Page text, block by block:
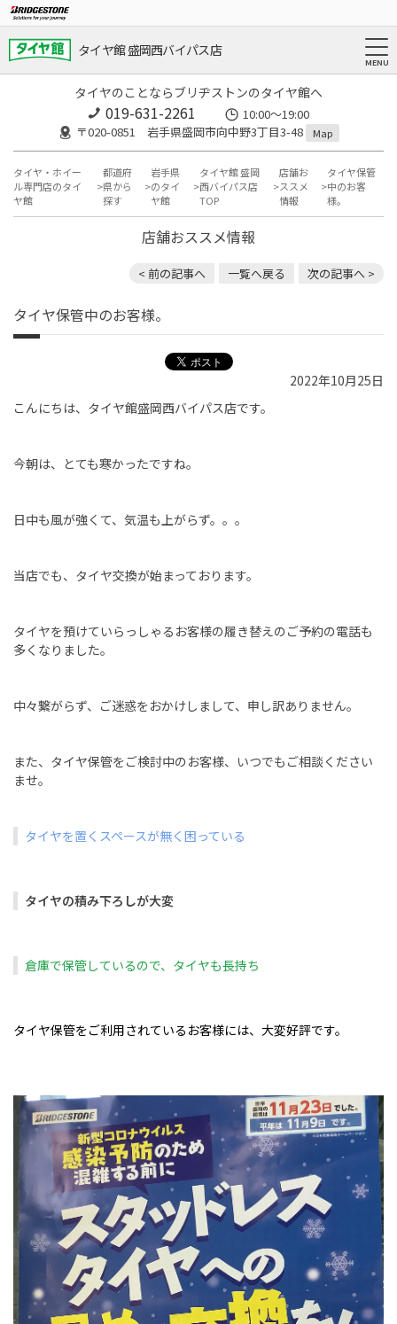
タイヤ館 盛岡西バイパス店
タイヤのことならブリヂストンのタイヤ館へ
019-631-2261
10:00～19:00
〒020-0851 岩手県盛岡市向中野3丁目3-48
Map
タイヤ・ホイー
ル専門店のタイ
ヤ館
都道府
県から
探す
岩手県
のタイ
ヤ館
タイヤ館 盛岡
西バイパス店
TOP
店舗お
ススメ
情報
タイヤ保管
中のお客
様。
店舗おススメ情報
< 前の記事へ 一覧へ戻る 次の記事へ >
タイヤ保管中のお客様。
2022年10月25日
こんにちは、タイヤ館盛岡西バイパス店です。
今朝は、とても寒かったですね。
日中も風が強くて、気温も上がらず。。。
当店でも、タイヤ交換が始まっております。
タイヤを預けていらっしゃるお客様の履き替えのご予約の電話も
多くなりました。
中々繋がらず、ご迷惑をおかけしまして、申し訳ありません。
また、タイヤ保管をご検討中のお客様、いつでもご相談ください
ませ。
タイヤを置くスペースが無く困っている
タイヤの積み下ろしが大変
倉庫で保管しているので、タイヤも長持ち
タイヤ保管をご利用されているお客様には、大変好評です。